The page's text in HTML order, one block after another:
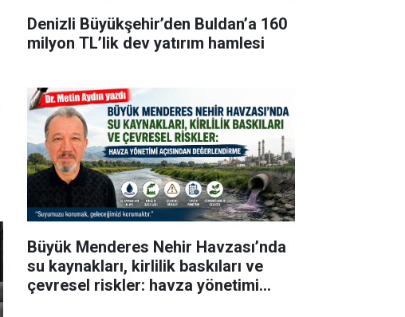
Denizli Büyükşehir’den Buldan’a 160
milyon TL’lik dev yatırım hamlesi
Büyük Menderes Nehir Havzası’nda
su kaynakları, kirlilik baskıları ve
çevresel riskler: havza yönetimi